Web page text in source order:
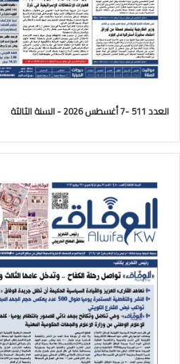
العدد 511 -7 أغسطس 2026 - السنة الثالثة